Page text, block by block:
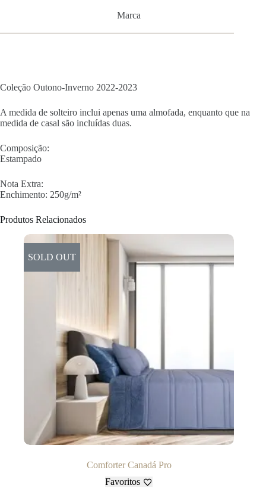
Marca
Coleção Outono-Inverno 2022-2023
A medida de solteiro inclui apenas uma almofada, enquanto que na
medida de casal são incluídas duas.
Composição:
Estampado
Nota Extra:
Enchimento: 250g/m²
Produtos Relacionados
SOLD OUT
Comforter Canadá Pro
Favoritos